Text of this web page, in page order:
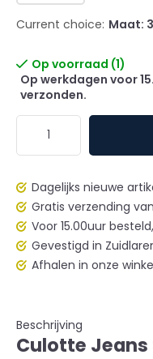
Current choice: Maat:
Op voorraad (1)
Op werkdagen voor
verzonden.
Dagelijks nieuwe
Gratis verzending
Voor 15.00uur
Gevestigd in
Afhalen in onze
Beschrijving
Culotte Jeans